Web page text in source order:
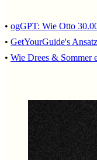
• ogGPT: Wie Otto
• GetYourGuide's
• Wie Drees & Sommer